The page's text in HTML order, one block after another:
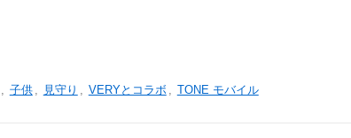
, 子供 , 見守り , VERYとコラボ , TONE モバイル